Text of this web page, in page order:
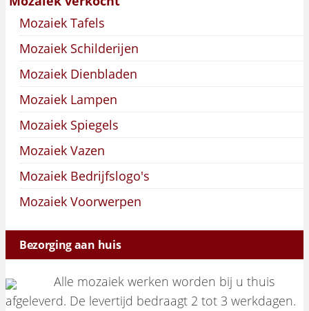
Mozaiek Tafels
Mozaiek Schilderijen
Mozaiek Dienbladen
Mozaiek Lampen
Mozaiek Spiegels
Mozaiek Vazen
Mozaiek Bedrijfslogo's
Mozaiek Voorwerpen
Bezorging aan huis
Alle mozaiek werken worden bij u thuis
afgeleverd. De levertijd bedraagt 2 tot 3 werkdagen.